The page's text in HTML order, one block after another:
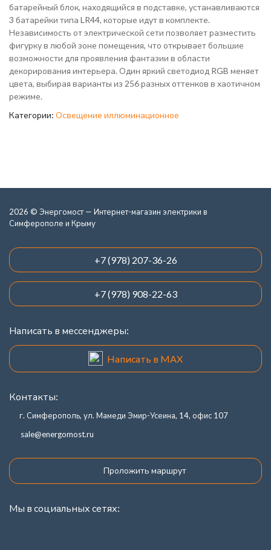
батарейный блок, находящийся в подставке, устанавливаются
3 батарейки типа LR44, которые идут в комплекте.
Независимость от электрической сети позволяет разместить
фигурку в любой зоне помещения, что открывает большие
возможности для проявления фантазии в области
декорирования интерьера. Один яркий светодиод RGB меняет
цвета, выбирая варианты из 256 разных оттенков в хаотичном
режиме.
Категории: Освещение иллюминационное
2026 © Энергомост — Интернет-магазин электрики в
Симферополе и Крыму
+7 (978) 207-36-26
+7 (978) 908-22-63
Написать в мессенджеры:
Написать в MAX
Контакты:
г. Симферополь, ул. Мамеди Эмир-Усеина, 14, офис 107
sale@energomost.ru
Проложить маршрут
Мы в социальных сетях: